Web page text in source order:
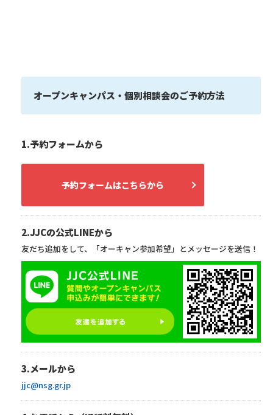
オープンキャンパス・個別相談会のご予約方法
1.予約フォームから
予約フォームはこちらから
2.JJCの公式LINEから
友だち追加をして、「オーキャン参加希望」とメッセージを送信！
3.メールから
jjc@nsg.gr.jp